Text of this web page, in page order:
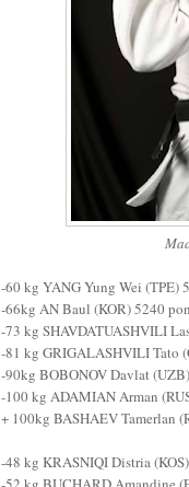
-60 kg YANG Yung Wei (TPE)
-66kg AN Baul (KOR) 5240
-73 kg SHAVDATUASHVILI
-81 kg GRIGALASHVILI Tato
-90kg BOBONOV Davlat
-100 kg ADAMIAN Arman
+ 100kg BASHAEV Tamerlan
-48 kg KRASNIQI Distria